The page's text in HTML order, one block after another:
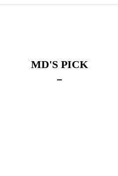
MD'S PICK